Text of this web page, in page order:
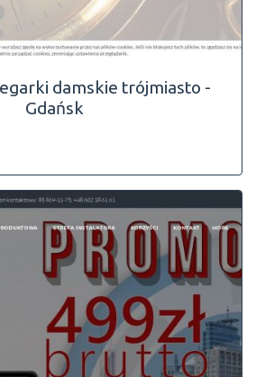
damskie trójmiasto -
Gdańsk